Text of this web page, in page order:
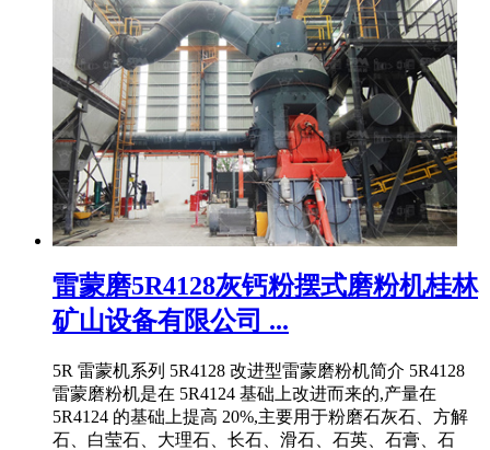
雷蒙磨5R4128灰钙粉摆式磨粉机桂林
矿山设备有限公司 ...
5R 雷蒙机系列 5R4128 改进型雷蒙磨粉机简介 5R4128
雷蒙磨粉机是在 5R4124 基础上改进而来的,产量在
5R4124 的基础上提高 20%,主要用于粉磨石灰石、方解
石、白莹石、大理石、长石、滑石、石英、石膏、石